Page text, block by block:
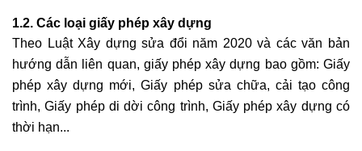
1.2. Các loại giấy phép xây dựng
Theo Luật Xây dựng sửa đổi năm 2020 và các văn bản
hướng dẫn liên quan, giấy phép xây dựng bao gồm: Giấy
phép xây dựng mới, Giấy phép sửa chữa, cải tạo công
trình, Giấy phép di dời công trình, Giấy phép xây dựng có
thời hạn...